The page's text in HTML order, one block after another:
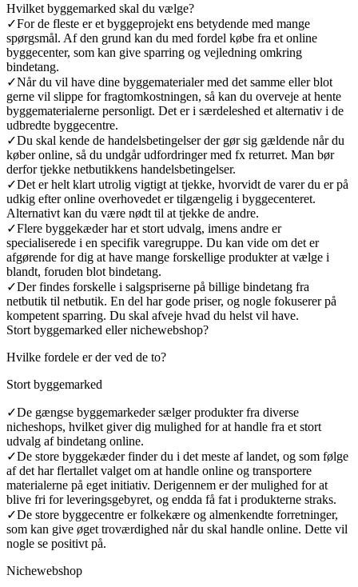
Hvilket byggemarked skal du vælge?
✓For de fleste er et byggeprojekt ens betydende med mange
spørgsmål. Af den grund kan du med fordel købe fra et online
byggecenter, som kan give sparring og vejledning omkring
bindetang.
✓Når du vil have dine byggematerialer med det samme eller blot
gerne vil slippe for fragtomkostningen, så kan du overveje at hente
byggematerialerne personligt. Det er i særdeleshed et alternativ i de
udbredte byggecentre.
✓Du skal kende de handelsbetingelser der gør sig gældende når du
køber online, så du undgår udfordringer med fx returret. Man bør
derfor tjekke netbutikkens handelsbetingelser.
✓Det er helt klart utrolig vigtigt at tjekke, hvorvidt de varer du er på
udkig efter online overhovedet er tilgængelig i byggecenteret.
Alternativt kan du være nødt til at tjekke de andre.
✓Flere byggekæder har et stort udvalg, imens andre er
specialiserede i en specifik varegruppe. Du kan vide om det er
afgørende for dig at have mange forskellige produkter at vælge i
blandt, foruden blot bindetang.
✓Der findes forskelle i salgspriserne på billige bindetang fra
netbutik til netbutik. En del har gode priser, og nogle fokuserer på
kompetent sparring. Du skal afveje hvad du helst vil have.
Stort byggemarked eller nichewebshop?
Hvilke fordele er der ved de to?
Stort byggemarked
✓De gængse byggemarkeder sælger produkter fra diverse
nicheshops, hvilket giver dig mulighed for at handle fra et stort
udvalg af bindetang online.
✓De store byggekæder finder du i det meste af landet, og som følge
af det har flertallet valget om at handle online og transportere
materialerne på eget initiativ. Derigennem er der mulighed for at
blive fri for leveringsgebyret, og endda få fat i produkterne straks.
✓De store byggecentre er folkekære og almenkendte forretninger,
som kan give øget troværdighed når du skal handle online. Dette vil
nogle se positivt på.
Nichewebshop